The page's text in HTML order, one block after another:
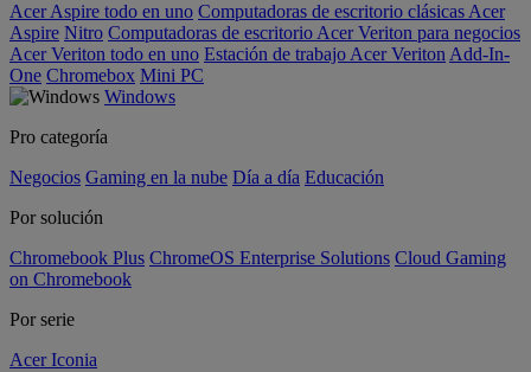
Acer Aspire todo en uno Computadoras de escritorio clásicas Acer
Aspire Nitro Computadoras de escritorio Acer Veriton para negocios
Acer Veriton todo en uno Estación de trabajo Acer Veriton Add-In-
One Chromebox Mini PC
Windows
Pro categoría
Negocios Gaming en la nube Día a día Educación
Por solución
Chromebook Plus ChromeOS Enterprise Solutions Cloud Gaming
on Chromebook
Por serie
Acer Iconia